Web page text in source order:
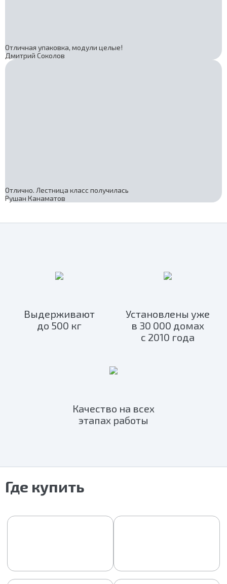
Отличная упаковка, модули целые!
Дмитрий Соколов
Отлично. Лестница класс получилась
Рушан Канаматов
Выдерживают
до 500 кг
Установлены уже
в 30 000 домах
с 2010 года
Качество на всех
этапах работы
Где купить